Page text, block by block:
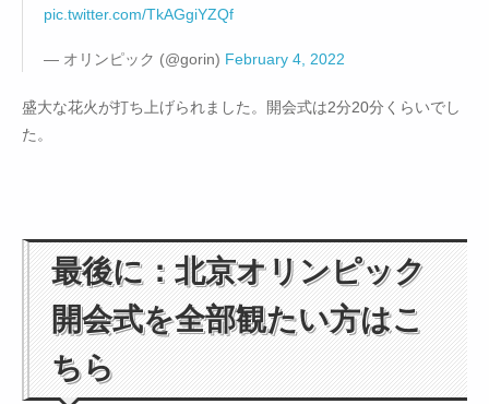
pic.twitter.com/TkAGgiYZQf
— オリンピック (@gorin) February 4, 2022
盛大な花火が打ち上げられました。開会式は2分20分くらいでし
た。
最後に：北京オリンピック
開会式を全部観たい方はこ
ちら